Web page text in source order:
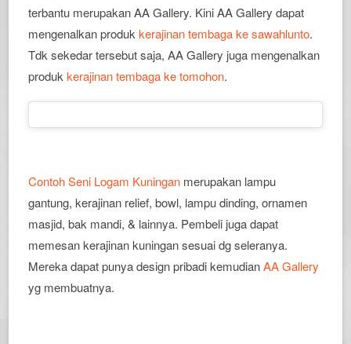
terbantu merupakan AA Gallery. Kini AA Gallery dapat
mengenalkan produkkerajinan tembaga ke sawahlunto.
Tdk sekedar tersebut saja, AA Gallery juga mengenalkan
produkkerajinan tembaga ke tomohon.
Contoh Seni Logam Kuningan merupakan lampu
gantung, kerajinan relief, bowl, lampu dinding, ornamen
masjid, bak mandi, & lainnya. Pembeli juga dapat
memesan kerajinan kuningan sesuai dg seleranya.
Mereka dapat punya design pribadi kemudianAA Gallery
yg membuatnya.